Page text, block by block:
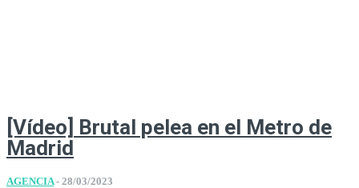
[Vídeo] Brutal pelea en el Metro de
Madrid
AGENCIA - 28/03/2023